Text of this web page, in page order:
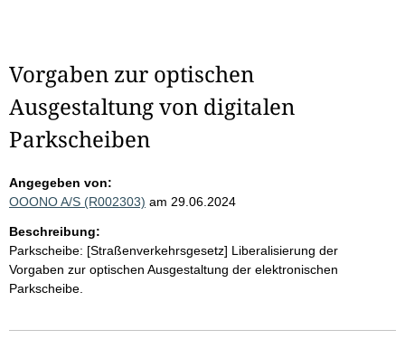
Vorgaben zur optischen
Ausgestaltung von digitalen
Parkscheiben
Angegeben von:
OOONO A/S (R002303) am 29.06.2024
Beschreibung:
Parkscheibe: [Straßenverkehrsgesetz] Liberalisierung der
Vorgaben zur optischen Ausgestaltung der elektronischen
Parkscheibe.